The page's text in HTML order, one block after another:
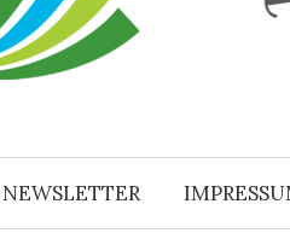
NEWSLETTER